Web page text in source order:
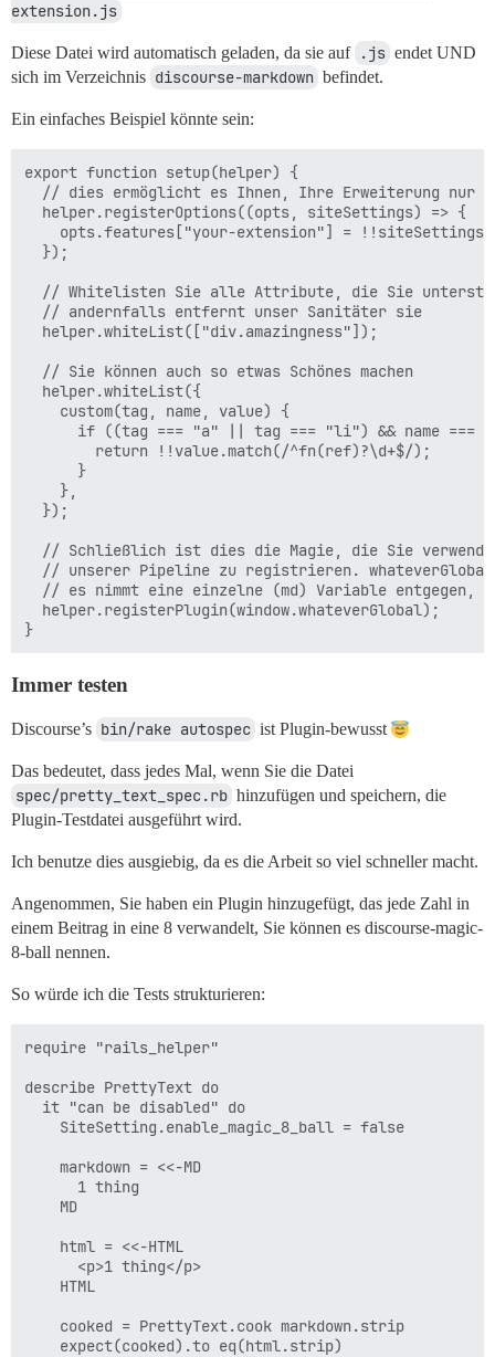
extension.js
Diese Datei wird automatisch geladen, da sie auf .js endet UND
sich im Verzeichnis discourse-markdown befindet.
Ein einfaches Beispiel könnte sein:
export function setup(helper) {
// dies ermöglicht es Ihnen, Ihre Erweiterung nur
  helper.registerOptions((opts, siteSettings) => {
opts.features["your-extension"] =
  });
// Whitelisten Sie alle Attribute, die Sie
  // andernfalls entfernt unser Sanitäter sie
  helper.whiteList(["div.amazingness"]);
  // Sie können auch so etwas Schönes machen
  helper.whiteList({
    custom(tag, name, value) {
if ((tag === "a" || tag === "li") && name ===
        return !!value.match(/^fn(ref)?\d+$/);
      }
    },
  });
// Schließlich ist dies die Magie, die Sie
// unserer Pipeline zu registrieren.
// es nimmt eine einzelne (md) Variable entgegen,
  helper.registerPlugin(window.whateverGlobal);
Immer testen
Discourse’s bin/rake autospec ist Plugin-bewusst
Das bedeutet, dass jedes Mal, wenn Sie die Datei
spec/pretty_text_spec.rb hinzufügen und speichern, die
Plugin-Testdatei ausgeführt wird.
Ich benutze dies ausgiebig, da es die Arbeit so viel schneller macht.
Angenommen, Sie haben ein Plugin hinzugefügt, das jede Zahl in
einem Beitrag in eine 8 verwandelt, Sie können es discourse-magic-
8-ball nennen.
So würde ich die Tests strukturieren:
require "rails_helper"
describe PrettyText do
  it "can be disabled" do
    SiteSetting.enable_magic_8_ball = false
    markdown = <<-MD
      1 thing
    MD
    html = <<-HTML
      <p>1 thing</p>
    HTML
    cooked = PrettyText.cook markdown.strip
    expect(cooked).to eq(html.strip)